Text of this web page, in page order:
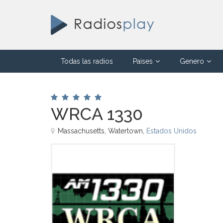
Todas las radios Paises Genero
WRCA 1330
Massachusetts, Watertown, Estados Unidos